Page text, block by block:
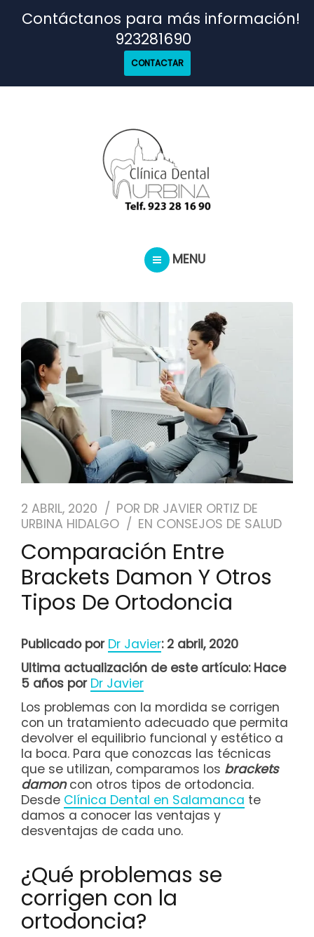
Contáctanos para más información!
923281690
CONTACTAR
MENU
NUESTRO EQUIPO
CASOS REALES
SEGUROS DENTALES
BLOG
2 ABRIL, 2020 POR DR JAVIER ORTIZ DE
URBINA HIDALGO
EN CONSEJOS DE SALUD
Comparación Entre
Brackets Damon Y Otros
Tipos De Ortodoncia
Publicado por Dr Javier: 2 abril, 2020
Ultima actualización de este artículo: Hace
5 años por Dr Javier
Los problemas con la mordida se corrigen
con un tratamiento adecuado que permita
devolver el equilibrio funcional y estético a
la boca. Para que conozcas las técnicas
que se utilizan, comparamos los brackets
damoncon otros tipos de ortodoncia.
Desde Clínica Dental en Salamanca te
damos a conocer las ventajas y
desventajas de cada uno.
¿Qué problemas se
corrigen con la
ortodoncia?